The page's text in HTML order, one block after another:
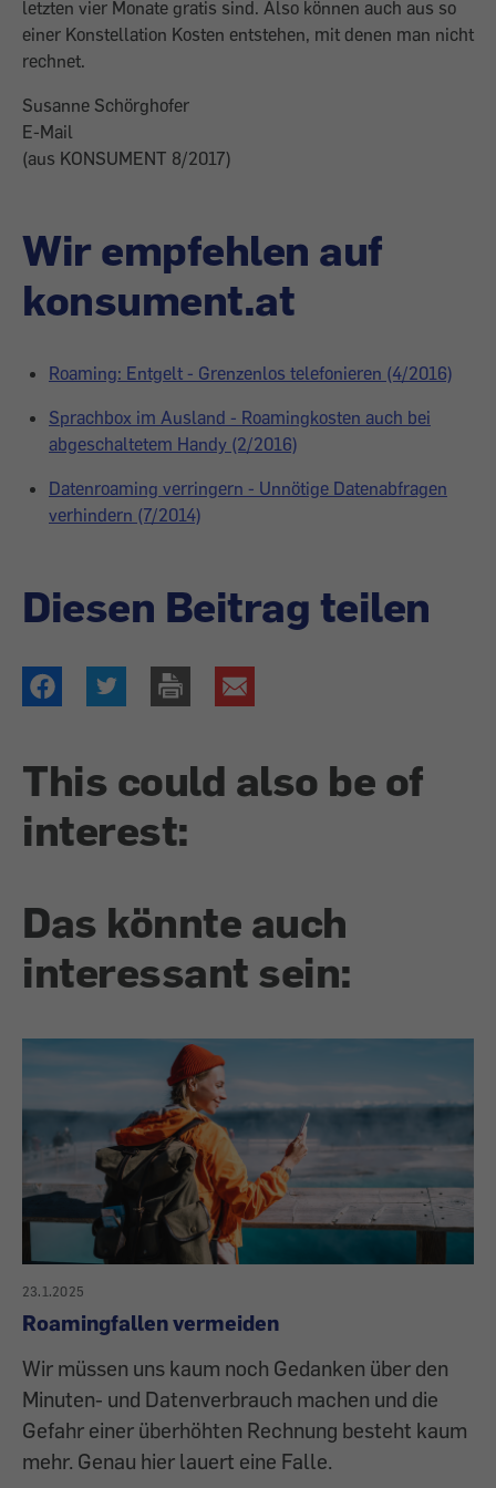
letzten vier Monate gratis sind. Also können auch aus so
einer Konstellation Kosten entstehen, mit denen man nicht
rechnet.
Susanne Schörghofer
E-Mail
(aus KONSUMENT 8/2017)
Wir empfehlen auf
konsument.at
Roaming: Entgelt - Grenzenlos telefonieren (4/2016)
Sprachbox im Ausland - Roamingkosten auch bei
abgeschaltetem Handy (2/2016)
Datenroaming verringern - Unnötige Datenabfragen
verhindern (7/2014)
Diesen Beitrag teilen
This could also be of
interest:
Das könnte auch
interessant sein:
23.1.2025
Roamingfallen vermeiden
Wir müssen uns kaum noch Gedanken über den
Minuten- und Datenverbrauch machen und die
Gefahr einer überhöhten Rechnung besteht kaum
mehr. Genau hier lauert eine Falle.